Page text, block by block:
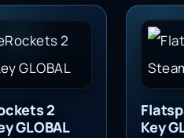
2 Steam Key GLOBAL
2
GLOBAL
Key